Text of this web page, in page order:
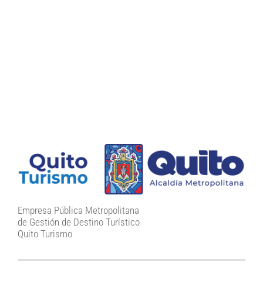
Empresa Pública Metropolitana
de Gestión de Destino Turístico
Quito Turismo